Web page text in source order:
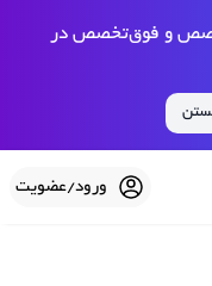
و فوق‌تخصص در
ورود/عضویت